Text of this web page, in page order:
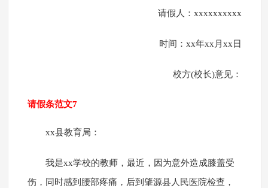
请假人：xxxxxxxxxx
时间：xx年xx月xx日
校方(校长)意见：
请假条范文7
xx县教育局：
我是xx学校的教师，最近，因为意外造成膝盖受
伤，同时感到腰部疼痛，后到肇源县人民医院检查，